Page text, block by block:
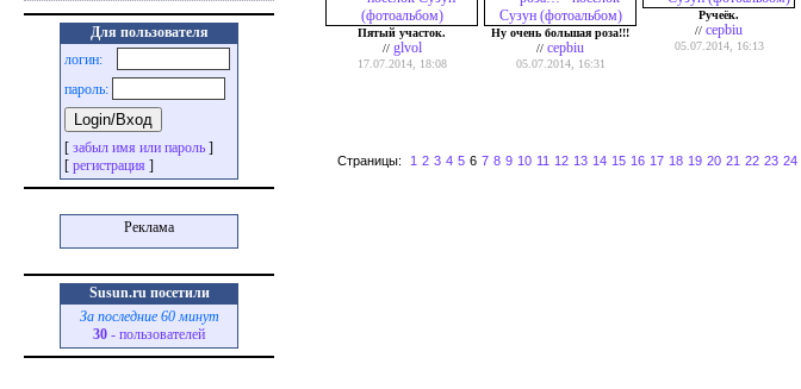
Для пользователя
логин:
пароль:
[ забыл имя или пароль ]
[ регистрация ]
Реклама
Susun.ru посетили
За последние 60 минут
30 - пользователей
Пятый участок.
// glvol
17.07.2014, 18:08
Ну очень большая роза!!!
// cepbiu
05.07.2014, 16:31
Ручеёк.
// cepbiu
05.07.2014, 16:13
Страницы: 1 2 3 4 5 6 7 8 9 10 11 12 13 14 15 16 17 18 19 20 21 22 23 24